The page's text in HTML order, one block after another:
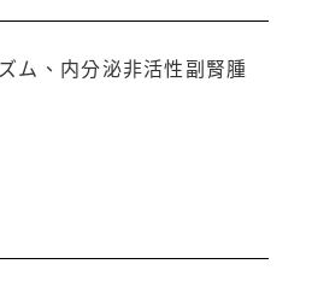
ム、内分泌非活性副腎腫